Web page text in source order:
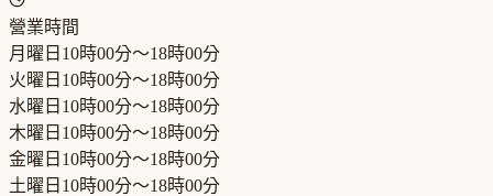
營業時間
月曜日 10時00分～18時00分
火曜日 10時00分～18時00分
水曜日 10時00分～18時00分
木曜日 10時00分～18時00分
金曜日 10時00分～18時00分
土曜日 10時00分～18時00分